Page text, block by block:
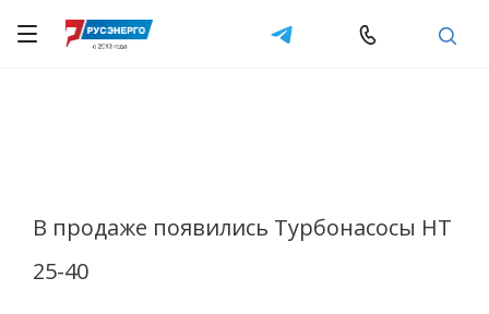
В продаже появились Турбонасосы НТ
25-40